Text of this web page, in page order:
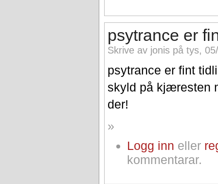
psytrance er
Skrive av jonis på tys,
psytrance er fint
skyld på kjæresten
der!
»
Logg inn eller
kommentarar.